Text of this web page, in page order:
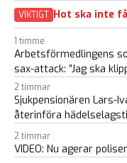
VIKTIGT Hot ska inte
1 timme
Arbetsförmedlingens
sax-attack: ”Jag ska
2 timmar
Sjukpensionären Lars-
återinföra
2 timmar
VIDEO: Nu agerar